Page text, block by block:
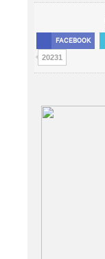
FACEBOOK
20231